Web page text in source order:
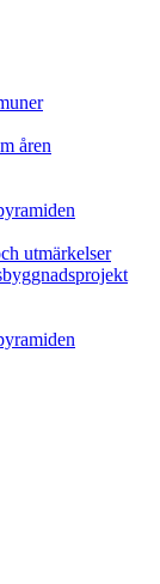
åren
utmärkelser